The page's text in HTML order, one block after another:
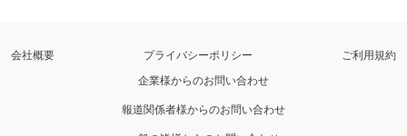
会社概要 プライバシーポリシー
ご利用規約
企業様からのお問い合わせ
報道関係者様からのお問い合わせ